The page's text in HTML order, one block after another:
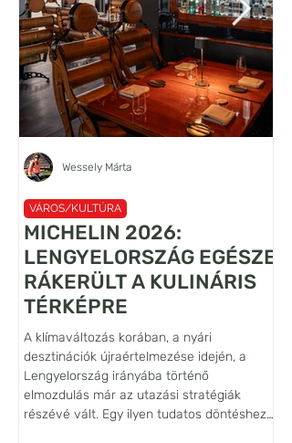
MICHELIN 2026:
LENGYELORSZÁG EGÉSZE
RÁKERÜLT A KULINÁRIS
TÉRKÉPRE
A klímaváltozás korában, a nyári
desztinációk újraértelmezése idején, a
Lengyelország irányába történő
elmozdulás már az utazási stratégiák
részévé vált. Egy ilyen tudatos döntéshez
VÁROS/KULTÚRA
Wessely Márta